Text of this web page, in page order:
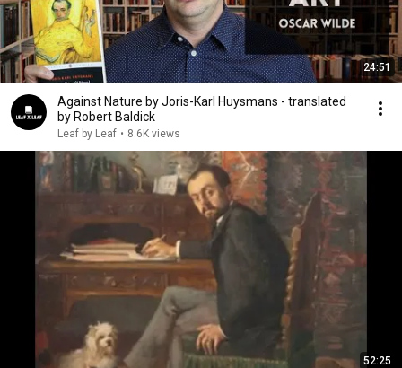
24:51
Against Nature by Joris-Karl Huysmans - translated
by Robert Baldick
Leaf by Leaf • 8.6K views
52:25